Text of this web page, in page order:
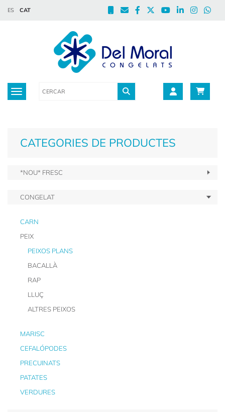
ES CAT
Toggle navigation
CATEGORIES DE PRODUCTES
*NOU* FRESC
CONGELAT
CARN
PEIX
PEIXOS PLANS
BACALLÀ
RAP
LLUÇ
ALTRES PEIXOS
MARISC
CEFALÓPODES
PRECUINATS
PATATES
VERDURES